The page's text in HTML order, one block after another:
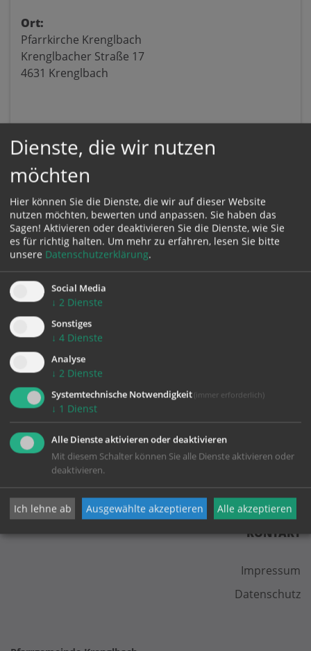
Ort:
Pfarrkirche Krenglbach
Krenglbacher Straße 17
4631 Krenglbach
Karte:
Bitte akzeptieren Sie
die Seite neu
zurück
KONTAKT
Impressum
Datenschutz
Dienste, die wir nutzen
möchten
Hier können Sie die Dienste, die wir auf dieser Website
nutzen möchten, bewerten und anpassen. Sie haben das
Sagen! Aktivieren oder deaktivieren Sie die Dienste, wie Sie
es für richtig halten. Um mehr zu erfahren, lesen Sie bitte
unsere Datenschutzerklärung.
Social Media
↓ 2 Dienste
Sonstiges
↓ 4 Dienste
Analyse
↓ 2 Dienste
Systemtechnische Notwendigkeit (immer erforderlich)
↓ 1 Dienst
Alle Dienste aktivieren oder deaktivieren
Mit diesem Schalter können Sie alle Dienste aktivieren oder
deaktivieren.
Ich lehne ab Ausgewählte akzeptieren Alle akzeptieren